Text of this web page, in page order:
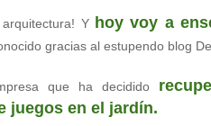
Y hoy voy a
gracias al estupendo blog
que ha decidido rec
juegos en el jardín.